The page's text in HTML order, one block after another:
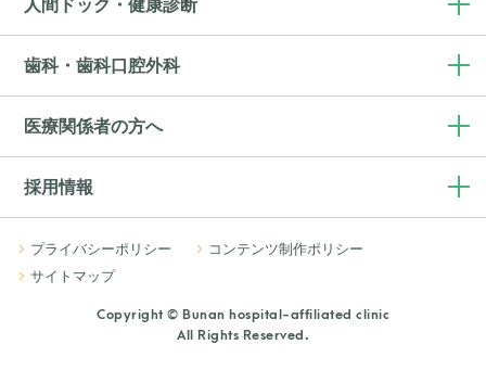
人間ドック・健康診断
歯科・歯科口腔外科
医療関係者の方へ
採用情報
プライバシーポリシー
コンテンツ制作ポリシー
サイトマップ
Copyright © Bunan hospital-affiliated clinic
All Rights Reserved.